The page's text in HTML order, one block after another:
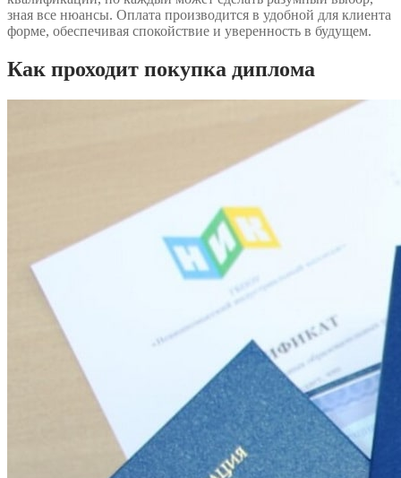
зная все нюансы. Оплата производится в удобной для клиента
форме, обеспечивая спокойствие и уверенность в будущем.
Как проходит покупка диплома